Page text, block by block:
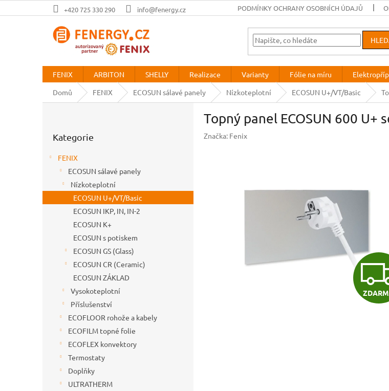
na
+420 725 330 290 info@fenergy.cz PODMÍNKY OCHRANY OSOBNÍCH ÚDAJŮ
FENIX ARBITON SHELLY Realizace Varianty Fólie na míru
Domů
FENIX ECOSUN sálavé panely Nízkoteplotní ECOSUN U+/VT/Basic
kategorie
Kategorie
FENIX
ECOSUN sálavé panely
Nízkoteplotní
ECOSUN U+/VT/Basic
ECOSUN IKP, IN, IN-2
ECOSUN K+
ECOSUN s potiskem
ECOSUN GS (Glass)
ECOSUN CR (Ceramic)
ECOSUN ZÁKLAD
Vysokoteplotní
Příslušenství
ECOFLOOR rohože a kabely
ECOFILM topné folie
ECOFLEX konvektory
Termostaty
Doplňky
ULTRATHERM
Topný panel ECOSUN 600 U+
Značka: Fenix